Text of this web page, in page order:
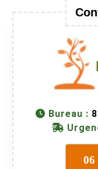
Bureau :
06